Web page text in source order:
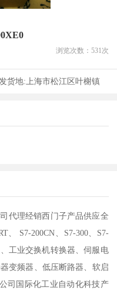
浏览次数： 531次
发货地: 上海市松江区叶榭镇
理经销西门子产品供应全
、 S7-200CN、S7-300、S7-
、工业交换机转换器、伺服电
变频器、低压断路器、软启
司国际化工业自动化科技产